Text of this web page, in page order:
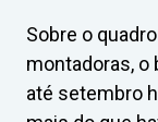
Sobre o
montadoras, o
até setembro